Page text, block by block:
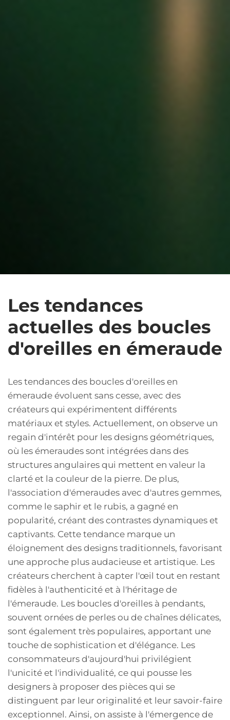
Les tendances
actuelles des boucles
d'oreilles en émeraude
Les tendances des boucles d'oreilles en
émeraude évoluent sans cesse, avec des
créateurs qui expérimentent différents
matériaux et styles. Actuellement, on observe un
regain d'intérêt pour les designs géométriques,
où les émeraudes sont intégrées dans des
structures angulaires qui mettent en valeur la
clarté et la couleur de la pierre. De plus,
l'association d'émeraudes avec d'autres gemmes,
comme le saphir et le rubis, a gagné en
popularité, créant des contrastes dynamiques et
captivants. Cette tendance marque un
éloignement des designs traditionnels, favorisant
une approche plus audacieuse et artistique. Les
créateurs cherchent à capter l'œil tout en restant
fidèles à l'authenticité et à l'héritage de
l'émeraude. Les boucles d'oreilles à pendants,
souvent ornées de perles ou de chaînes délicates,
sont également très populaires, apportant une
touche de sophistication et d'élégance. Les
consommateurs d'aujourd'hui privilégient
l'unicité et l'individualité, ce qui pousse les
designers à proposer des pièces qui se
distinguent par leur originalité et leur savoir-faire
exceptionnel. Ainsi, on assiste à l'émergence de